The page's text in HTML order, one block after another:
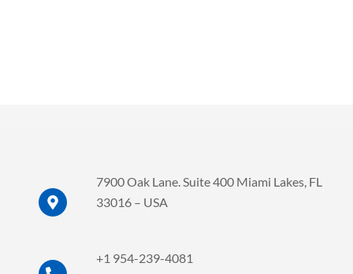
7900 Oak Lane. Suite 400 Miami Lakes, FL
33016 – USA
+1 954-239-4081